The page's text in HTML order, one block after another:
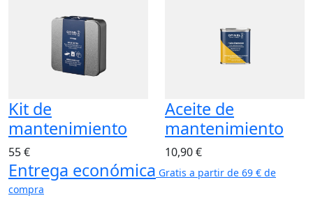
Kit de
mantenimiento
55 €
Aceite de
mantenimiento
10,90 €
Entrega económica Gratis a partir de 69 € de
compra